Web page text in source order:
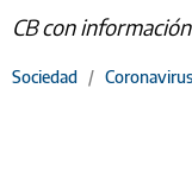
CB con
Sociedad / Coronavirus